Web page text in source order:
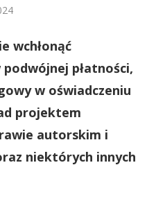
wchłonąć
płatności,
w oświadczeniu
projektem
autorskim i
niektórych innych